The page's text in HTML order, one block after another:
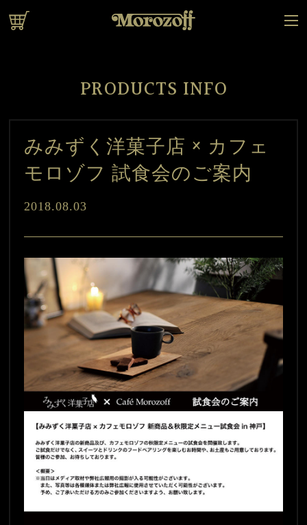
PRODUCTS INFO
みみずく洋菓子店 × カフェ
モロゾフ 試食会のご案内
2018.08.03